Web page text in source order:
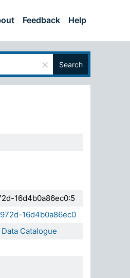
Feedback Help
× Search
16d4b0a86ec0:5
16d4b0a86ec0
Data Catalogue